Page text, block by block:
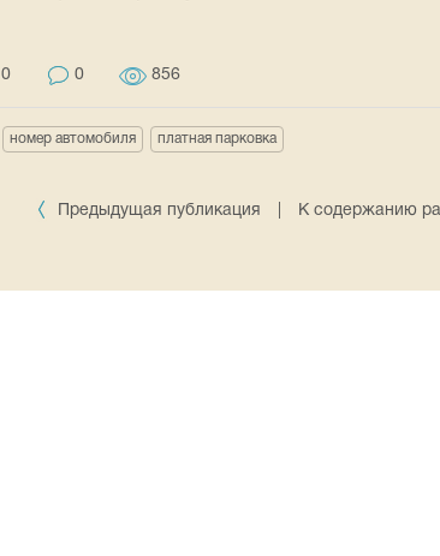
0 0 856
номер автомобиля платная парковка
Предыдущая публикация К содержанию